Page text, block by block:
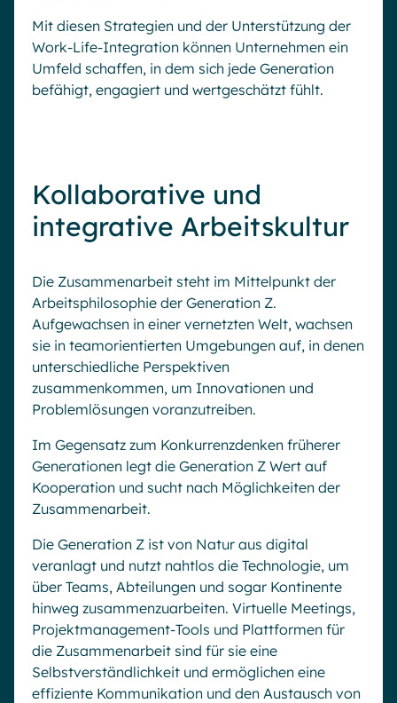
Mit diesen Strategien und der Unterstützung der
Work-Life-Integration können Unternehmen ein
Umfeld schaffen, in dem sich jede Generation
befähigt, engagiert und wertgeschätzt fühlt.
Kollaborative und
integrative Arbeitskultur
Die Zusammenarbeit steht im Mittelpunkt der
Arbeitsphilosophie der Generation Z.
Aufgewachsen in einer vernetzten Welt, wachsen
sie in teamorientierten Umgebungen auf, in denen
unterschiedliche Perspektiven
zusammenkommen, um Innovationen und
Problemlösungen voranzutreiben.
Im Gegensatz zum Konkurrenzdenken früherer
Generationen legt die Generation Z Wert auf
Kooperation und sucht nach Möglichkeiten der
Zusammenarbeit.
Die Generation Z ist von Natur aus digital
veranlagt und nutzt nahtlos die Technologie, um
über Teams, Abteilungen und sogar Kontinente
hinweg zusammenzuarbeiten. Virtuelle Meetings,
Projektmanagement-Tools und Plattformen für
die Zusammenarbeit sind für sie eine
Selbstverständlichkeit und ermöglichen eine
effiziente Kommunikation und den Austausch von